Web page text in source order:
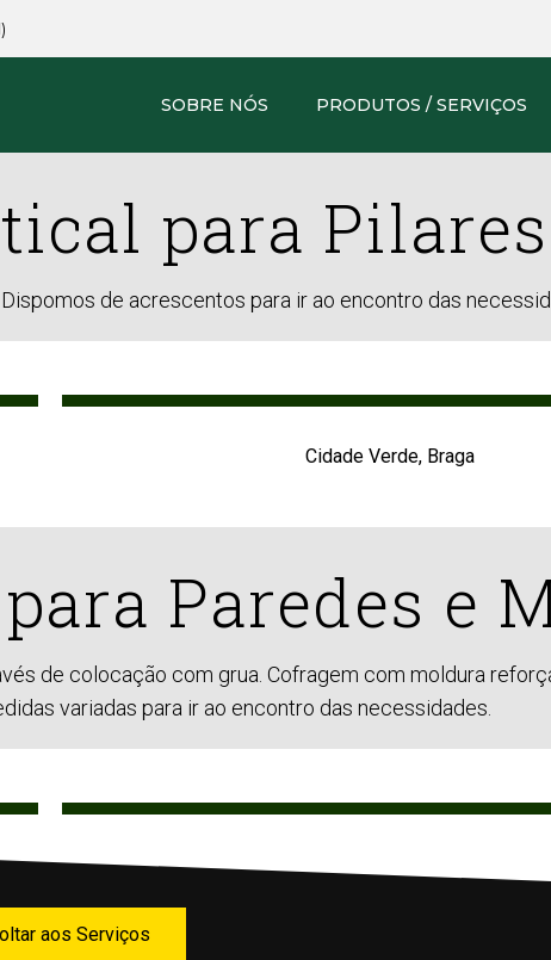
SOBRE NÓS PRODUTOS / SERVIÇOS
para Pilares
de acrescentos para ir ao encontro das
Cidade Verde, Braga
Paredes e
de colocação com grua. Cofragem com moldura
variadas para ir ao encontro das necessidades.
aos Serviços